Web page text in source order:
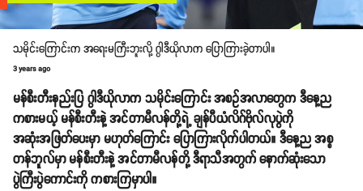
သမိုင်းကြောင်းက အရေးမကြီးဘူးလို့ ဂွါဒီယိုလာက ပြောကြားခဲ့တာပါ။
3 years ago
မန်စီးတီးနည်းပြ ဂွါဒီယိုလာက သမိုင်းကြောင်း အစဥ်အလာတွေက ဒီနေ့ည
ကစားမယ့် မန်စီးတီးနဲ့ အင်တာမီလန်တို့ရဲ့ ချန်ပီယံလိဂ်ဗိုလ်လုပွဲကို
အဆုံးအဖြတ်ပေးမှာ မဟုတ်ကြောင်း ပြောကြားလိုက်ပါတယ်။ ဒီနေ့ည အစ္စ
တန်ဘူလ်မှာ မန်စီးတီးနဲ့ အင်တာမီလန်တို့ ဒီရာသီအတွက် နောက်ဆုံးသော
ပွဲကြီးပွဲကောင်းကို ကစားကြမှာပါ။